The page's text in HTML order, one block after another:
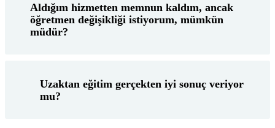
Aldığım hizmetten memnun kaldım, ancak
öğretmen değişikliği istiyorum, mümkün
müdür?
Uzaktan eğitim gerçekten iyi sonuç veriyor
mu?